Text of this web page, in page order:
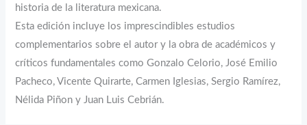
historia de la literatura mexicana.
Esta edición incluye los imprescindibles estudios
complementarios sobre el autor y la obra de académicos y
críticos fundamentales como Gonzalo Celorio, José Emilio
Pacheco, Vicente Quirarte, Carmen Iglesias, Sergio Ramírez,
Nélida Piñon y Juan Luis Cebrián.